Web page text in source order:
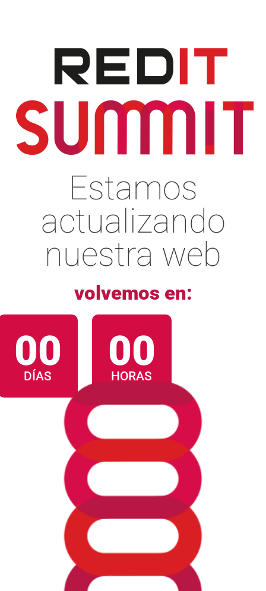
Estamos
actualizando
nuestra web
volvemos en:
00
DÍAS
00
HORAS